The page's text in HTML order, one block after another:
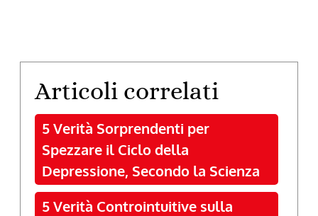
Articoli correlati
5 Verità Sorprendenti per
Spezzare il Ciclo della
Depressione, Secondo la Scienza
5 Verità Controintuitive sulla